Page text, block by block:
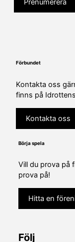
Förbundet
Kontakta oss
finns på
Kontakta oss
Börja spela
Vill du prova på
prova på!
Hitta en
Följ